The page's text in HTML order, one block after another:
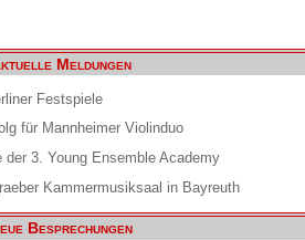
Meldungen
Festspiele
für Mannheimer Violinduo
der 3. Young Ensemble Academy
Kammermusiksaal in Bayreuth
Besprechungen